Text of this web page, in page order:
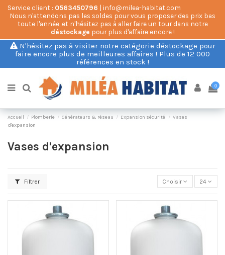
Service client : 0563450796 | info@milea-habitat.com
Nous n'attendons pas les soldes pour vous proposer des prix bas
toute l'année, et n'hésitez pas à aller faire un tour dans notre
déstockage pour plus d'affaire encore !
N'hésitez pas à visiter notre catégorie déstockage pour
faire encore plus de meilleures affaires ! Plus de 12 000
références en stock !
0
Accueil Plomberie Générateurs & réseau Expansion sécurité
Vases
d'expansion
Vases d'expansion
Filtrer Choisir 24